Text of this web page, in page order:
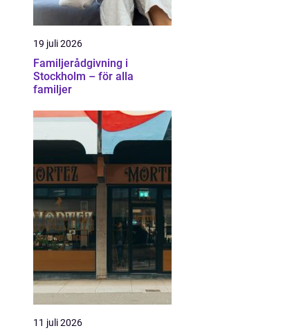
19 juli 2026
Familjerådgivning i
Stockholm – för alla
familjer
11 juli 2026